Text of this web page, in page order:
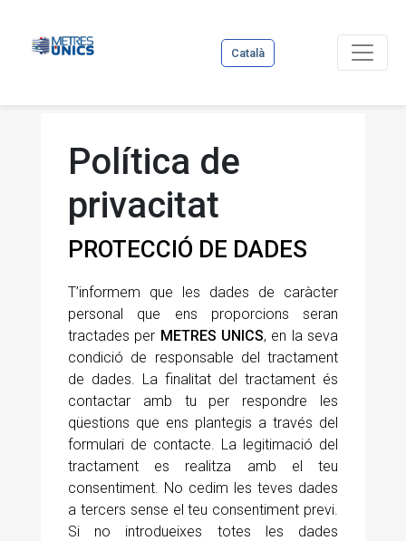
Català
Política de
privacitat
PROTECCIÓ DE DADES
T’informem que les dades de caràcter
personal que ens proporcions seran
tractades per METRES UNICS, en la seva
condició de responsable del tractament
de dades. La finalitat del tractament és
contactar amb tu per respondre les
qüestions que ens plantegis a través del
formulari de contacte. La legitimació del
tractament es realitza amb el teu
consentiment. No cedim les teves dades
a tercers sense el teu consentiment previ.
Si no introdueixes totes les dades